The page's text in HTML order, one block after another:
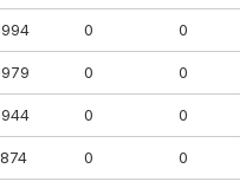
0 0
0 0
0 0
0 0